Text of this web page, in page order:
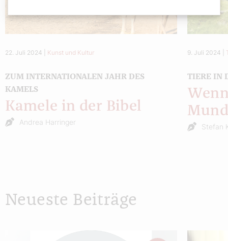
22. Juli 2024 Kunst und Kultur
ZUM INTERNATIONALEN JAHR DES
KAMELS
Kamele in der Bibel
Andrea Harringer
9. Juli 2024
TIERE IN
Stefan
Neueste Beiträge